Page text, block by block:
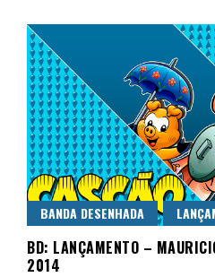
BANDA DESENHADA
BD: LANÇAMENTO –
2014